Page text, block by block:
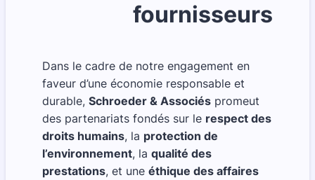
fournisseurs
Dans le cadre de notre engagement en
faveur d’une économie responsable et
durable, Schroeder & Associés promeut
des partenariats fondés sur le respect des
droits humains, la protection de
l’environnement, la qualité des
prestations, et une éthique des affaires